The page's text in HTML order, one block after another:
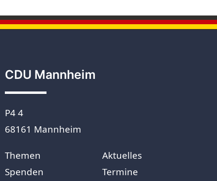
CDU Mannheim
P4 4
68161 Mannheim
Themen
Spenden
Aktuelles
Termine